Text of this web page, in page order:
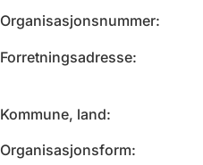
Organisasjonsnummer
Forretningsadresse
Kommune, land
Organisasjonsform